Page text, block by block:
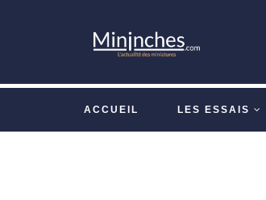
ACCUEIL LES ESSAIS